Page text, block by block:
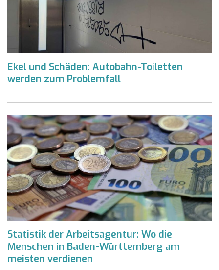
Ekel und Schäden: Autobahn-Toiletten
werden zum Problemfall
Statistik der Arbeitsagentur: Wo die
Menschen in Baden-Württemberg am
meisten verdienen